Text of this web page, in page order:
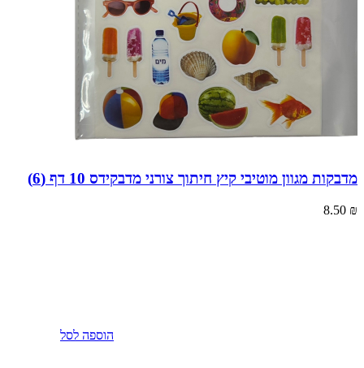
מדבקות מגוון מוטיבי קיץ חיתוך צורני מדבקידס 10 דף (6)
8.50 ₪
הוספה לסל